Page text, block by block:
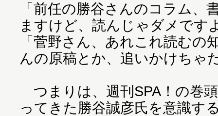
「前任の勝谷さんのコラム、
ますけど、読んじゃダメです
「菅野さん、あれこれ読むの
んの原稿とか、追いかけちゃ
つまりは、週刊SPA！の巻
ってきた勝谷誠彦氏を意識す